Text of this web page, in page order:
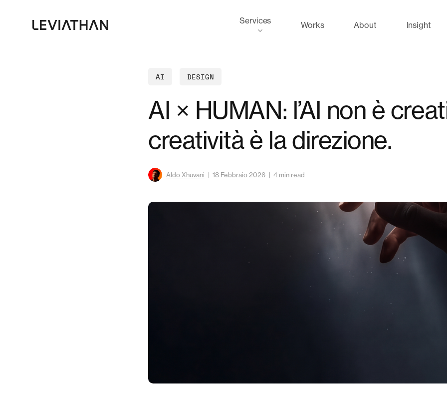
Services Works About Insight
AI DESIGN
AI × HUMAN: l’AI non è
creatività è la direzione.
Aldo Xhuvani 18 Febbraio 2026 4 min read